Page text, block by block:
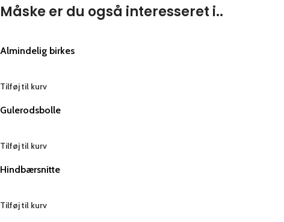
Måske er du også interesseret i..
Almindelig birkes
Tilføj til kurv
Gulerodsbolle
Tilføj til kurv
Hindbærsnitte
Tilføj til kurv